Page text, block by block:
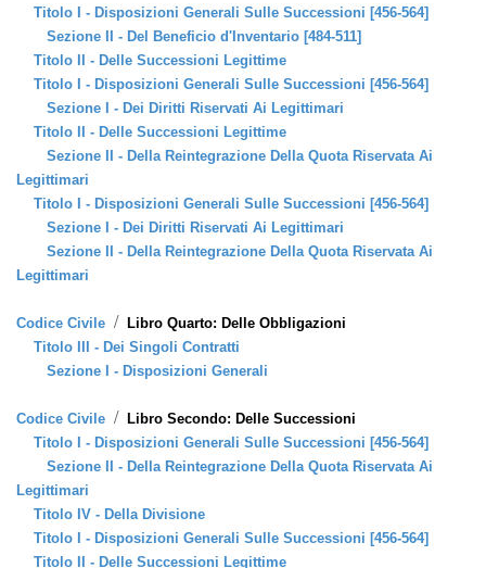
Titolo I - Disposizioni Generali Sulle Successioni [456-564]
Sezione II - Del Beneficio d'Inventario [484-511]
Titolo II - Delle Successioni Legittime
Titolo I - Disposizioni Generali Sulle Successioni [456-564]
Sezione I - Dei Diritti Riservati Ai Legittimari
Titolo II - Delle Successioni Legittime
Sezione II - Della Reintegrazione Della Quota Riservata Ai
Legittimari
Titolo I - Disposizioni Generali Sulle Successioni [456-564]
Sezione I - Dei Diritti Riservati Ai Legittimari
Sezione II - Della Reintegrazione Della Quota Riservata Ai
Legittimari
Codice Civile / Libro Quarto: Delle Obbligazioni
Titolo III - Dei Singoli Contratti
Sezione I - Disposizioni Generali
Codice Civile / Libro Secondo: Delle Successioni
Titolo I - Disposizioni Generali Sulle Successioni [456-564]
Sezione II - Della Reintegrazione Della Quota Riservata Ai
Legittimari
Titolo IV - Della Divisione
Titolo I - Disposizioni Generali Sulle Successioni [456-564]
Titolo II - Delle Successioni Legittime